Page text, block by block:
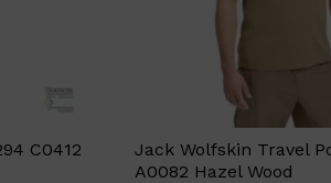
C0412
Jack Wolfskin Travel
A0082 Hazel Wood